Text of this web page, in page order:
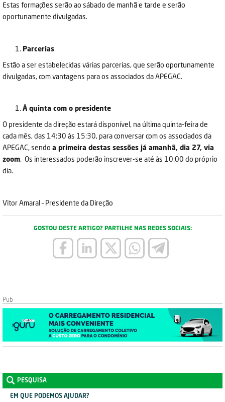
Estas formações serão ao sábado de manhã e tarde e serão
oportunamente divulgadas.
Parcerias
Estão a ser estabelecidas várias parcerias, que serão oportunamente
divulgadas, com vantagens para os associados da APEGAC.
À quinta com o presidente
O presidente da direção estará disponível, na última quinta-feira de
cada mês, das 14:30 às 15:30, para conversar com os associados da
APEGAC, sendo a primeira destas sessões já amanhã, dia 27, via
zoom. Os interessados poderão inscrever-se até às 10:00 do próprio
dia.
Vitor Amaral – Presidente da Direção
GOSTOU DESTE ARTIGO? PARTILHE NAS REDES SOCIAIS:
PESQUISA
EM QUE PODEMOS AJUDAR?